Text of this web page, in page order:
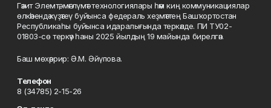
Гәзит Элемтә, мәғлүмәт технологиялары һәм киң коммуникациялар
өлкәһендә күҙәтеү буйынса федераль хеҙмәттең Башҡортостан
Республикаһы буйынса идаралығында теркәлде. ПИ ТУ02-
01803-сө теркәү һаны 2025 йылдың 19 майында бирелгән.
Баш мөхәррир: Ә.М. Әйүпова.
Телефон
8 (34785) 2-15-26